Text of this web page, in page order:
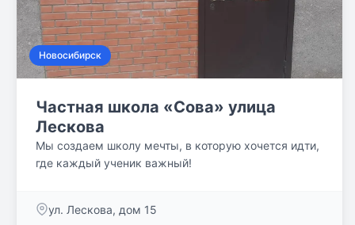
создавать новое!
Новосибирск
Частная школа «Сова» улица
Лескова
Мы создаем школу мечты, в которую хочется идти,
где каждый ученик важный!
ул. Лескова, дом 15